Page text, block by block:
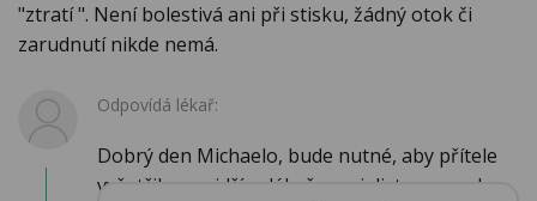
"ztratí ". Není bolestivá ani při stisku, žádný otok či
zarudnutí nikde nemá.
Odpovídá lékař:
Dobrý den Michaelo, bude nutné, aby přítele
vyšetřil co nejdříve lékař specialista na urol...